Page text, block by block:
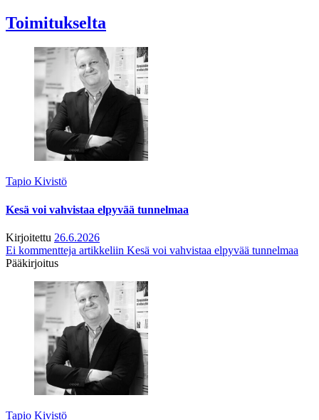
Toimitukselta
Tapio Kivistö
Kesä voi vahvistaa elpyvää tunnelmaa
Kirjoitettu 26.6.2026
Ei kommentteja artikkeliin Kesä voi vahvistaa elpyvää tunnelmaa
Pääkirjoitus
Tapio Kivistö